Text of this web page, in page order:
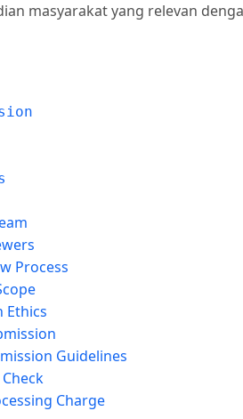
masyarakat yang relevan
Process
Ethics
Guidelines
Charge